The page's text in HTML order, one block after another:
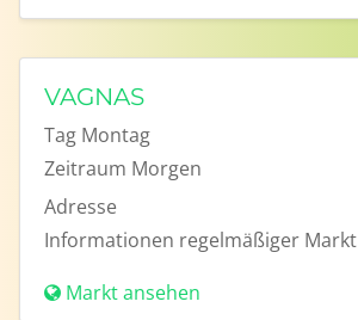
VAGNAS
Tag Montag
Zeitraum Morgen
Adresse
Informationen regelmäßiger Markt
Markt ansehen